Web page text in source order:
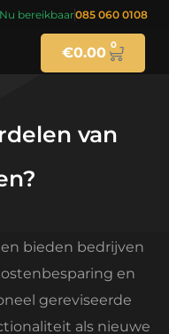
Nu bereikbaar085 060 0108
€0.00 0
van
bieden bedrijven
en
gereviseerde
als nieuwe